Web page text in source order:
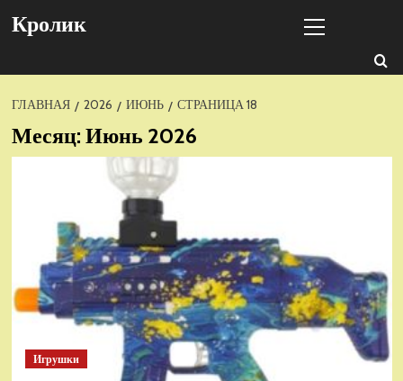
Кролик
меню
ГЛАВНАЯ 2026 ИЮНЬ СТРАНИЦА 18
Месяц: Июнь 2026
Игрушки